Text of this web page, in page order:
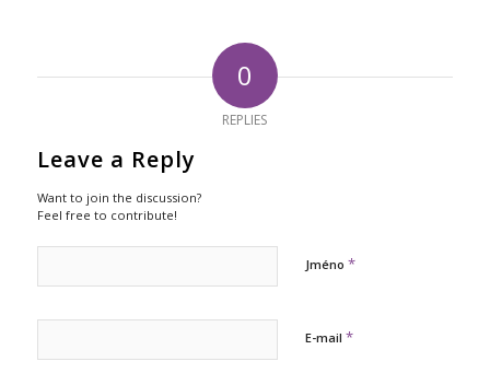
0
REPLIES
Leave a Reply
Want to join the discussion?
Feel free to contribute!
Jméno *
E-mail *